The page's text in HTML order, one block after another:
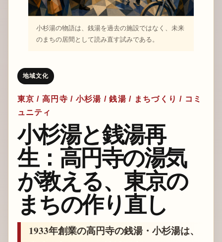
小杉湯の物語は、銭湯を過去の施設ではなく、未来
のまちの居間として読み直す試みである。
地域文化
東京 / 高円寺 / 小杉湯 / 銭湯 / まちづくり / コミ
ュニティ
小杉湯と銭湯再
生：高円寺の湯気
が教える、東京の
まちの作り直し
1933年創業の高円寺の銭湯・小杉湯は、